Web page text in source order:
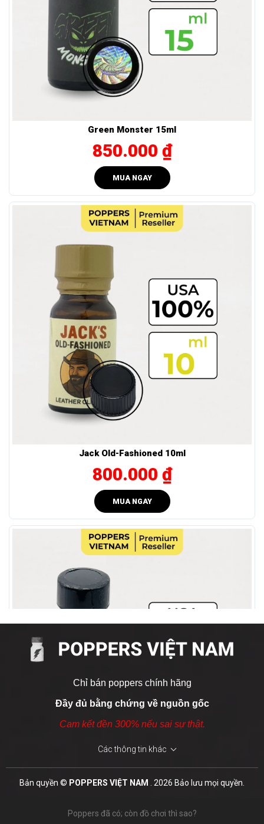
Minh bạch là điều mà mỗi doanh nghiệp cần có. Trong đó có Blue Boy 30ml.
Ai sẽ thấy Popper Blue Boy 30ml thực sự phù hợp?
Blue Boy 30ml là lựa chọn lý tưởng cho những ai:
Thích mùi hương dịu nhẹ, dễ chịu – không nồng, không
Muốn hiệu ứng lên nhanh, rõ nhưng vẫn êm và duy trì
ổn định lâu dài.
Cần một dòng popper thư giãn nhưng đủ lực, phù hợp
cho cả người mới lẫn người yêu cảm giác mượt và bền.
Tác dụng của BLUE BOY 30ml có gì đặc biệt?
Popper Blue Boy 30mlmang đến cảm giác thư giãn sâu và
Giãn cơ mượt: Kích thích tuần hoàn máu, giúp cơ thể
nhạy với khoái cảm mà không gắt.
Mùi dịu: Hương nhẹ, bay nhanh, không gây khó chịu
cho không gian xung quanh.
Hướng dẫn sử dụng – Bảo quản BLUE BOY 30ml
đúng cách
popper Blue Boy 30mlđúng cách để đảm bảo
hiệu quả và an toàn:
Liều lượng khuyến nghị
Bắt đầu với 3 lần hít nhẹ (không hít quá 2 lần liên tiếp).
Giữa các lần hít nên cách nhau ít nhất 5 phút.
Cách sử dụng và bảo quản
Bảo quản nơi khô, mát (<35°C), tránh nắng và nguồn
nắp.
Green Monster 15ml
850.000 ₫
MUA NGAY
Jack Old-Fashioned 10ml
800.000 ₫
MUA NGAY
Leather & Tobacco 15ml
Chỉ bán poppers chính hãng
Đầy đủ bằng chứng về nguồn gốc
Cam kết đền 300% nếu sai sự thật.
Các thông tin khác
Bản quyền © POPPERS VIỆT NAM . 2026 Bảo lưu mọi quyền.
Poppers đã có; còn đồ chơi thì sao?